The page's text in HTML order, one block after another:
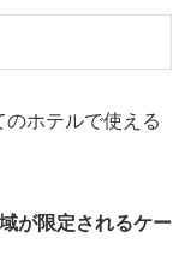
ホテルで使える
が限定されるケー